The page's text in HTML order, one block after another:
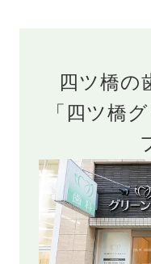
四ツ橋の
「四ツ橋